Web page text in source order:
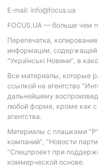
E-mail: info@focus.ua
FOCUS.UA — больше чем
Перепечатка,
информации, содержащей
"Українські Новини", в
Все материалы, которые
ссылкой на агентство
дальнейшему
любой форме, кроме как
агентства.
Материалы с плашками
компаний", "Новости
"Спецпроект при
коммерческой основе.